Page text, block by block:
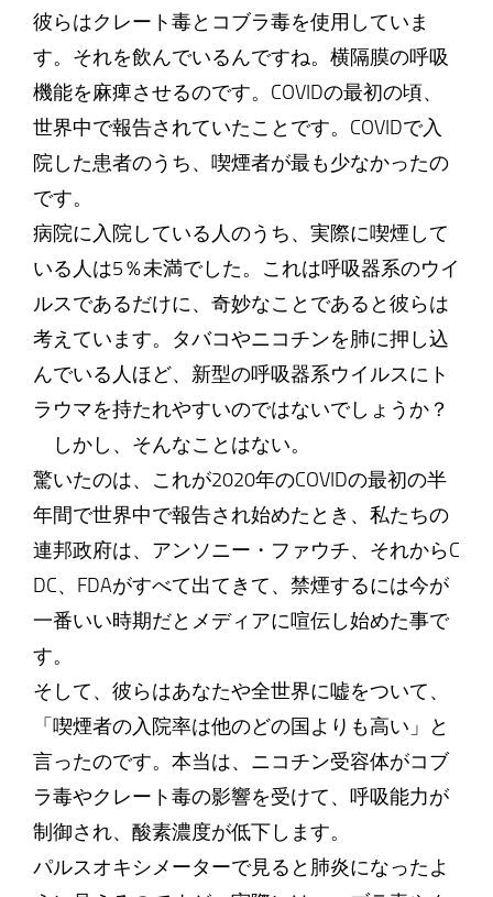
彼らはクレート毒とコブラ毒を使用していま
す。それを飲んでいるんですね。横隔膜の呼吸
機能を麻痺させるのです。COVIDの最初の頃、
世界中で報告されていたことです。COVIDで入
院した患者のうち、喫煙者が最も少なかったの
です。
病院に入院している人のうち、実際に喫煙して
いる人は5％未満でした。これは呼吸器系のウイ
ルスであるだけに、奇妙なことであると彼らは
考えています。タバコやニコチンを肺に押し込
んでいる人ほど、新型の呼吸器系ウイルスにト
ラウマを持たれやすいのではないでしょうか？
しかし、そんなことはない。
驚いたのは、これが2020年のCOVIDの最初の半
年間で世界中で報告され始めたとき、私たちの
連邦政府は、アンソニー・ファウチ、それからC
DC、FDAがすべて出てきて、禁煙するには今が
一番いい時期だとメディアに喧伝し始めた事で
す。
そして、彼らはあなたや全世界に嘘をついて、
「喫煙者の入院率は他のどの国よりも高い」と
言ったのです。本当は、ニコチン受容体がコブ
ラ毒やクレート毒の影響を受けて、呼吸能力が
制御され、酸素濃度が低下します。
パルスオキシメーターで見ると肺炎になったよ